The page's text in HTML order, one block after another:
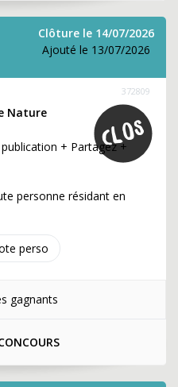
Clôture le 14/07/2026
Ajouté le 13/07/2026
perso
372809
Nature
+ Partagez +
personne résidant en
gagnants